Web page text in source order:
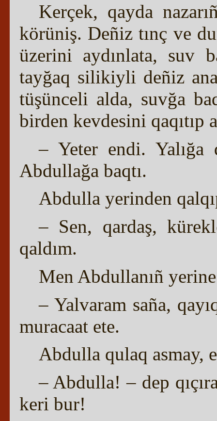
Kerçek, qayda
körüniş. Deñiz tınç ve
üzerini aydınlata, suv
tayğaq silikiyli deñiz
tüşünceli alda, suvğa
birden kevdesini qaqıtıp
– Yeter endi. Yalığa
Abdullağa baqtı.
Abdulla yerinden
– Sen, qardaş,
qaldım.
Men Abdullanıñ
– Yalvaram saña,
muracaat ete.
Abdulla qulaq asmay,
– Abdulla! – dep
keri bur!